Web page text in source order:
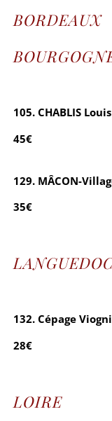
BORDEAUX
105. CHABLIS
45€
129. MÂCON-
35€
132. Cépage
28€
LOIRE